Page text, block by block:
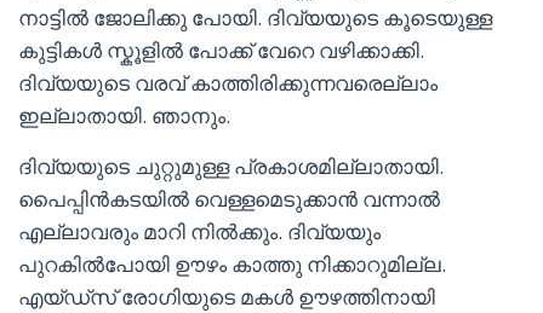
നാട്ടിൽ ജോലിക്കു പോയി. ദിവ്യയുടെ കൂടെയുള്ള
കുട്ടികൾ സ്കൂളിൽ പോക്ക് വേറെ വഴിക്കാക്കി.
ദിവ്യയുടെ വരവ് കാത്തിരിക്കുന്നവരെല്ലാം
ഇല്ലാതായി. ഞാനും.
ദിവ്യയുടെ ചുറ്റുമുള്ള പ്രകാശമില്ലാതായി.
പൈപ്പിൻകടയിൽ വെള്ളമെടുക്കാൻ വന്നാൽ
എല്ലാവരും മാറി നിൽക്കും. ദിവ്യയും
പുറകിൽപോയി ഊഴം കാത്തു നിക്കാറുമില്ല.
എയ്ഡ്സ് രോഗിയുടെ മകൾ ഊഴത്തിനായി